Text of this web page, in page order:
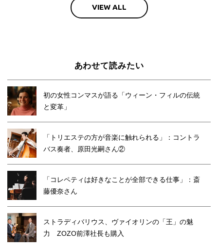
VIEW ALL
あわせて読みたい
初の女性コンマスが語る「ウィーン・フィルの伝統
と変革」
「トリエステの方が音楽に触れられる」：コントラ
バス奏者、原田光嗣さん②
「コレペティは好きなことが全部できる仕事」：斎
藤優奈さん
ストラディバリウス、ヴァイオリンの「王」の魅
力 ZOZO前澤社長も購入